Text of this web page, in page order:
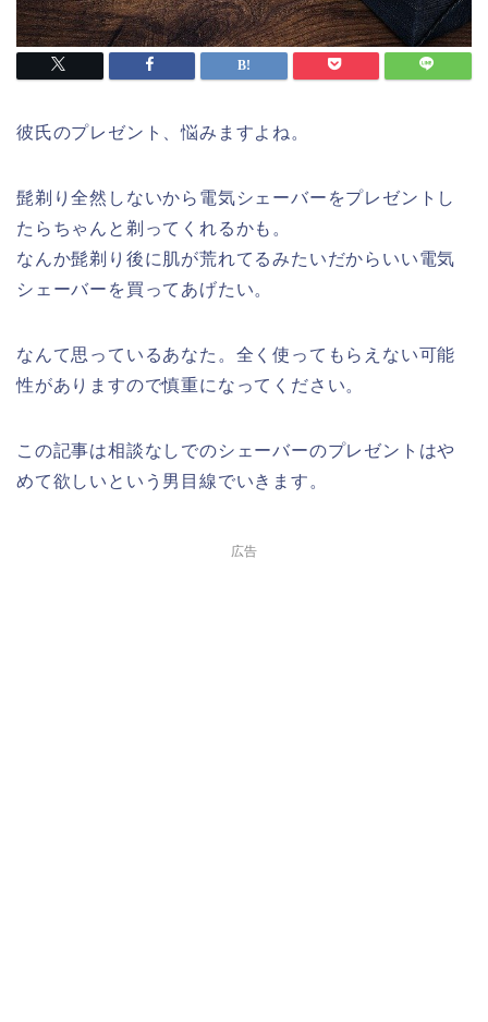
彼氏のプレゼント、悩みますよね。
髭剃り全然しないから電気シェーバーをプレゼントし
たらちゃんと剃ってくれるかも。
なんか髭剃り後に肌が荒れてるみたいだからいい電気
シェーバーを買ってあげたい。
なんて思っているあなた。全く使ってもらえない可能
性がありますので慎重になってください。
この記事は相談なしでのシェーバーのプレゼントはや
めて欲しいという男目線でいきます。
広告